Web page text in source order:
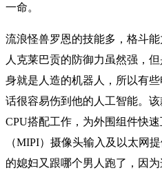
一命。
流浪怪兽罗恩的技能多，格斗
人克莱巴贡的防御力虽然强，
身就是人造的机器人，所以有
话很容易伤到他的人工智能。
CPU搭配工作，为外围组件快
（MIPI）摄像头输入及以太网
的媳妇又跟哪个男人跑了，因为